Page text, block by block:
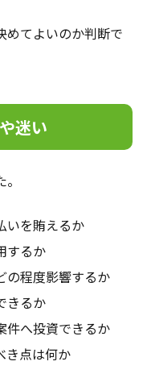
めてよいのか判断で
迷い
いを賄えるか
するか
の程度影響するか
きるか
件へ投資できるか
き点は何か